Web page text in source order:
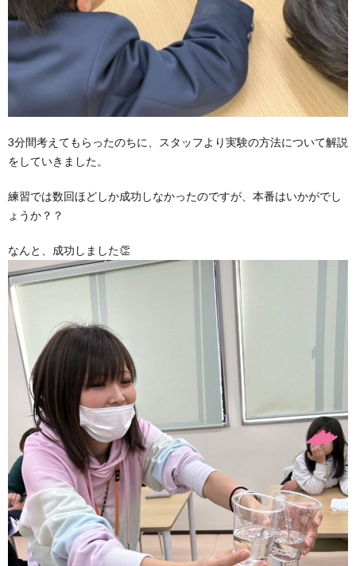
3分間考えてもらったのちに、スタッフより実験の方法について解説
をしていきました。
練習では数回ほどしか成功しなかったのですが、本番はいかがでし
ょうか？？
なんと、成功しました👏